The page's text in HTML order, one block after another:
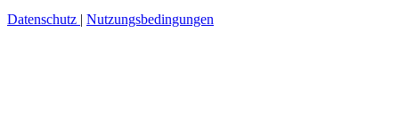
Datenschutz | Nutzungsbedingungen